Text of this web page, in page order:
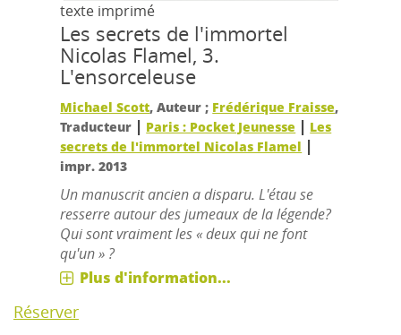
texte imprimé
Les secrets de l'immortel
Nicolas Flamel, 3.
L'ensorceleuse
Michael Scott, Auteur ; Frédérique Fraisse,
Traducteur | Paris : Pocket Jeunesse | Les
secrets de l'immortel Nicolas Flamel |
impr. 2013
Un manuscrit ancien a disparu. L'étau se
resserre autour des jumeaux de la légende?
Qui sont vraiment les « deux qui ne font
qu'un » ?
Plus d'information...
Réserver